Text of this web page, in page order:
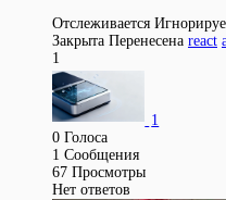
Отслеживается
Закрыта Перенесена react
1
1
0 Голоса
1 Сообщения
67 Просмотры
Нет ответов